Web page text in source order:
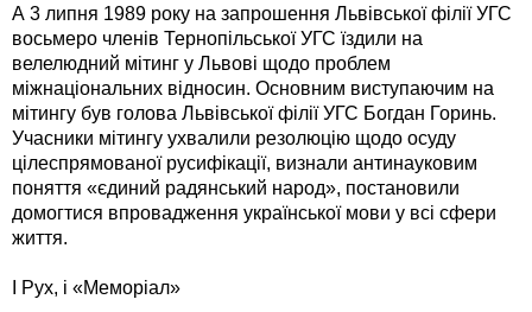
А 3 липня 1989 року на запрошення Львівської філії УГС
восьмеро членів Тернопільської УГС їздили на
велелюдний мітинг у Львові щодо проблем
міжнаціональних відносин. Основним виступаючим на
мітингу був голова Львівської філії УГС Богдан Горинь.
Учасники мітингу ухвалили резолюцію щодо осуду
цілеспрямованої русифікації, визнали антинауковим
поняття «єдиний радянський народ», постановили
домогтися впровадження української мови у всі сфери
життя.
І Рух, і «Меморіал»